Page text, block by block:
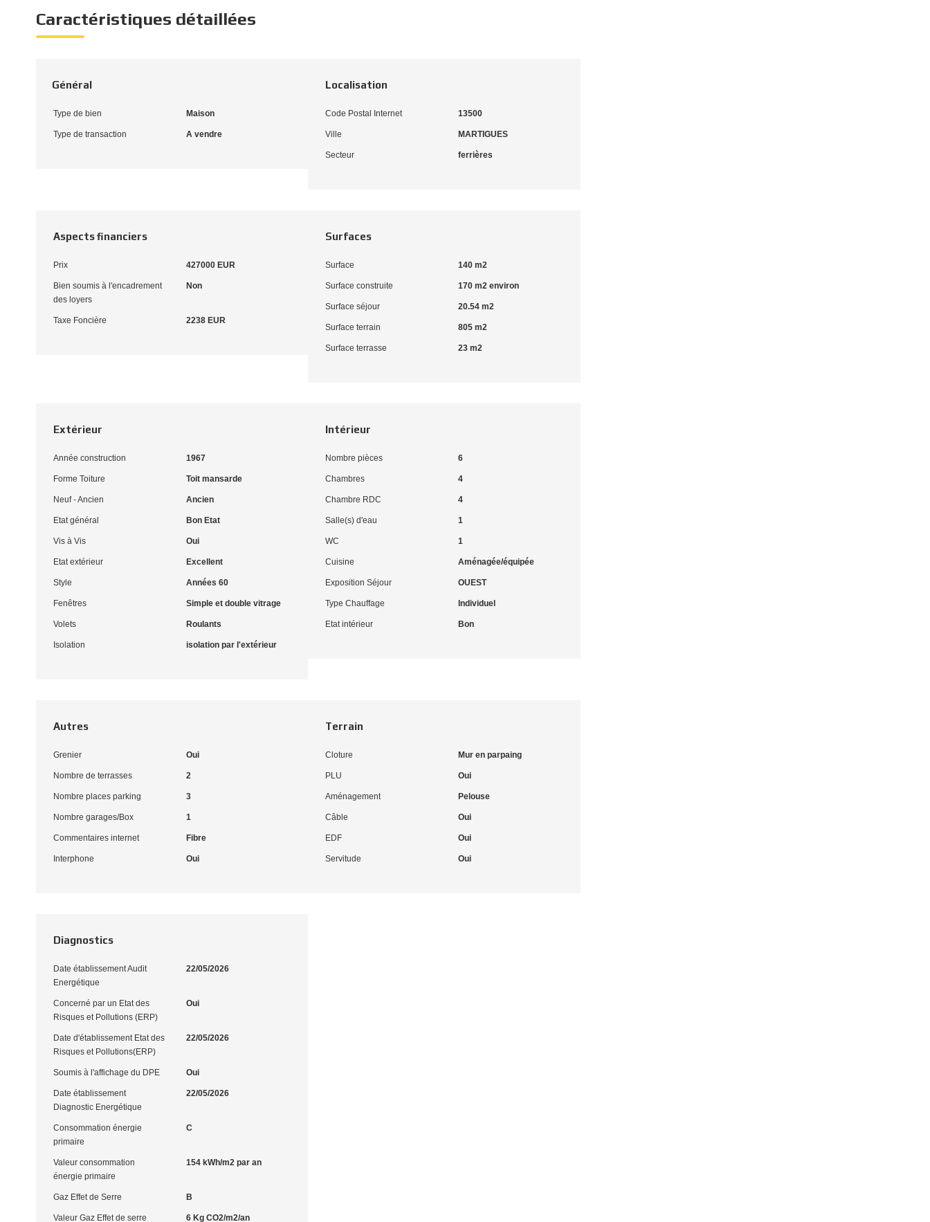
Caractéristiques détaillées
Général
Type de bien Maison
Type de transaction A vendre
Localisation
Code Postal Internet 13500
Ville MARTIGUES
Secteur ferrières
Aspects financiers
Prix 427000 EUR
Bien soumis à l'encadrement
des loyers
Non
Taxe Foncière 2238 EUR
Surfaces
Surface 140 m2
Surface construite 170 m2 environ
Surface séjour 20.54 m2
Surface terrain 805 m2
Surface terrasse 23 m2
Extérieur
Année construction 1967
Forme Toiture Toit mansarde
Neuf - Ancien Ancien
Etat général Bon Etat
Vis à Vis Oui
Etat extérieur Excellent
Style Années 60
Fenêtres Simple et double vitrage
Volets Roulants
Isolation isolation par l'extérieur
Intérieur
Nombre pièces 6
Chambres 4
Chambre RDC 4
Salle(s) d'eau 1
WC 1
Cuisine Aménagée/équipée
Exposition Séjour OUEST
Type Chauffage Individuel
Etat intérieur Bon
Autres
Grenier Oui
Nombre de terrasses 2
Nombre places parking 3
Nombre garages/Box 1
Commentaires internet Fibre
Interphone Oui
Terrain
Cloture Mur en parpaing
PLU Oui
Aménagement Pelouse
Câble Oui
EDF Oui
Servitude Oui
Diagnostics
Date établissement Audit
Energétique
22/05/2026
Concerné par un Etat des
Risques et Pollutions (ERP)
Oui
Date d'établissement Etat des
Risques et Pollutions(ERP)
22/05/2026
Soumis à l'affichage du DPE Oui
Date établissement
Diagnostic Energétique
22/05/2026
Consommation énergie
primaire
C
Valeur consommation
énergie primaire
154 kWh/m2 par an
Gaz Effet de Serre B
Valeur Gaz Effet de serre 6 Kg CO2/m2/an